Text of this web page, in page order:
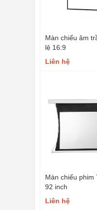
Màn chiếu âm
lệ 16:9
Liên hệ
Màn chiếu phim
92 inch
Liên hệ